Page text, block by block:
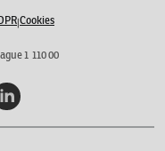
|Cookies
1 110 00
LinkedIn